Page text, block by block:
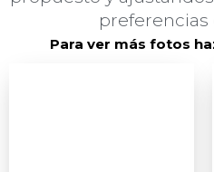
preferencias
Para ver más fotos